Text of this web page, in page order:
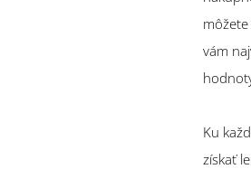
vám
Ku
získať